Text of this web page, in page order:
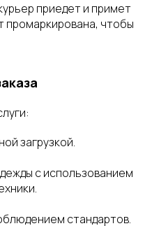
приедет и примет
промаркирована, чтобы
загрузкой.
с использованием
стандартов.